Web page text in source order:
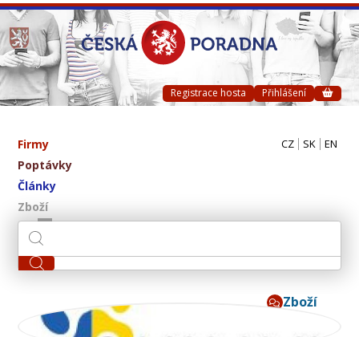
Registrace hosta Přihlášení
Firmy
Poptávky
Články
Zboží
CZ SK EN
Zboží
AKINU CZ s.r.o.